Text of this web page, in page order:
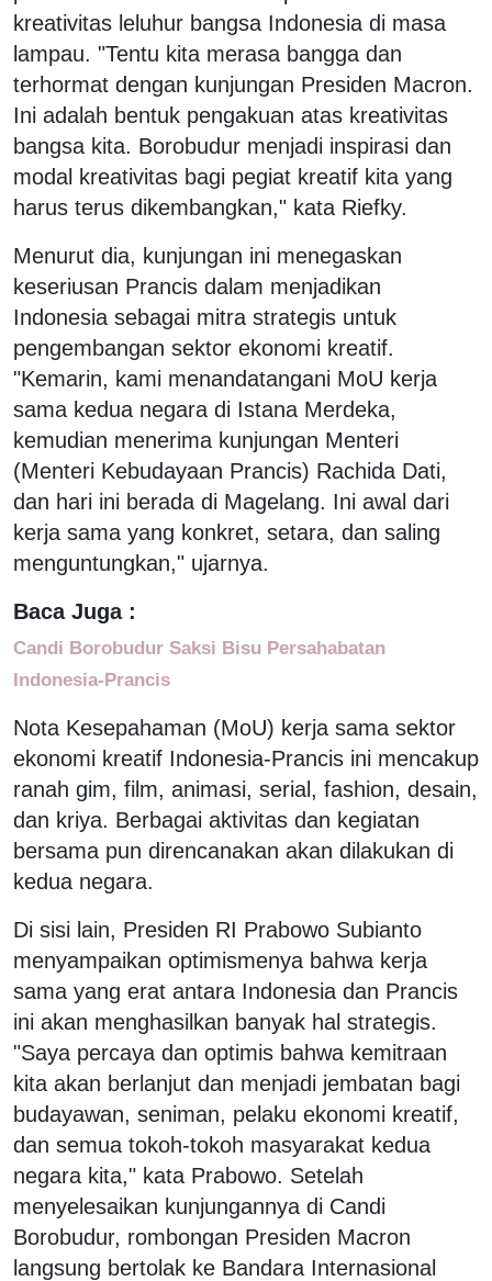
kreativitas leluhur bangsa Indonesia di masa
lampau. "Tentu kita merasa bangga dan
terhormat dengan kunjungan Presiden Macron.
Ini adalah bentuk pengakuan atas kreativitas
bangsa kita. Borobudur menjadi inspirasi dan
modal kreativitas bagi pegiat kreatif kita yang
harus terus dikembangkan," kata Riefky.
Menurut dia, kunjungan ini menegaskan
keseriusan Prancis dalam menjadikan
Indonesia sebagai mitra strategis untuk
pengembangan sektor ekonomi kreatif.
"Kemarin, kami menandatangani MoU kerja
sama kedua negara di Istana Merdeka,
kemudian menerima kunjungan Menteri
(Menteri Kebudayaan Prancis) Rachida Dati,
dan hari ini berada di Magelang. Ini awal dari
kerja sama yang konkret, setara, dan saling
menguntungkan," ujarnya.
Baca Juga :
Candi Borobudur Saksi Bisu Persahabatan
Indonesia-Prancis
Nota Kesepahaman (MoU) kerja sama sektor
ekonomi kreatif Indonesia-Prancis ini mencakup
ranah gim, film, animasi, serial, fashion, desain,
dan kriya. Berbagai aktivitas dan kegiatan
bersama pun direncanakan akan dilakukan di
kedua negara.
Di sisi lain, Presiden RI Prabowo Subianto
menyampaikan optimismenya bahwa kerja
sama yang erat antara Indonesia dan Prancis
ini akan menghasilkan banyak hal strategis.
"Saya percaya dan optimis bahwa kemitraan
kita akan berlanjut dan menjadi jembatan bagi
budayawan, seniman, pelaku ekonomi kreatif,
dan semua tokoh-tokoh masyarakat kedua
negara kita," kata Prabowo. Setelah
menyelesaikan kunjungannya di Candi
Borobudur, rombongan Presiden Macron
langsung bertolak ke Bandara Internasional